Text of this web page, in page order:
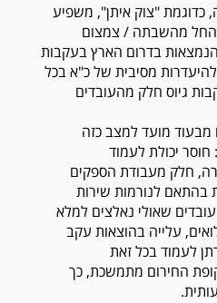
"צוק איתן", משפיע
החל מהשבתה / צמצום
בדרום הארץ בעקבות
מסיבית של כ"א בכל
גיוס חלק מהעובדים
מבעוד מועד למצב כזה
יכולת לעמוד
חלק מעבודת הספקים
בהתאם לנורמות שירות
שאולי נאלצים למלא
עלייה בהוצאות עקב
לעמוד בכל זאת
החירום מתמשכת, כך